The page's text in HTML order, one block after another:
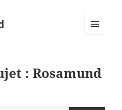
: Rosamund